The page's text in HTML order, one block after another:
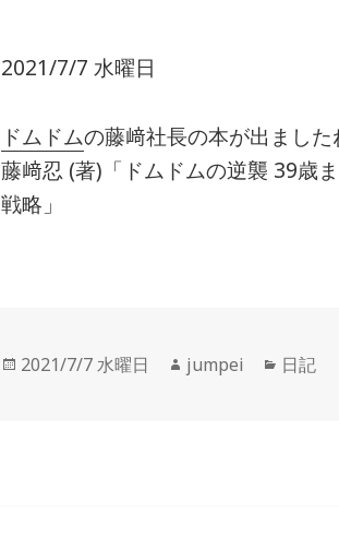
2021/7/7 水曜日
ドムドムの藤﨑社長の本が出ました
藤﨑忍 (著)「ドムドムの逆襲 39歳
戦略」
投
2021/7/7 水曜日
作
jumpei
カ
日記